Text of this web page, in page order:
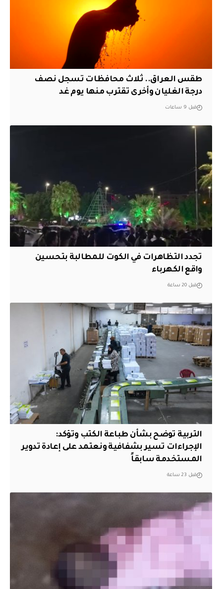
طقس العراق.. ثلاث محافظات تسجل نصف
درجة الغليان وأخرى تقترب منها يوم غد
قبل 9 ساعات
تجدد التظاهرات في الكوت للمطالبة بتحسين
واقع الكهرباء
قبل 20 ساعة
التربية توضح بشأن طباعة الكتب وتؤكد:
الإجراءات تسير بشفافية ونعتمد على إعادة تدوير
المستخدمة سابقاً
قبل 23 ساعة